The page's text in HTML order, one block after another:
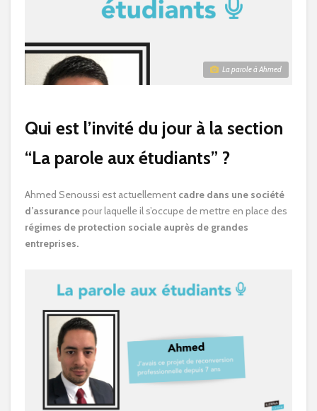
La parole à Ahmed
Qui est l’invité du jour à la section
“La parole aux étudiants” ?
Ahmed Senoussi est actuellement cadre dans une société
d’assurancepour laquelle il s’occupe de mettre en place des
régimes de protection sociale auprès de grandes
entreprises.